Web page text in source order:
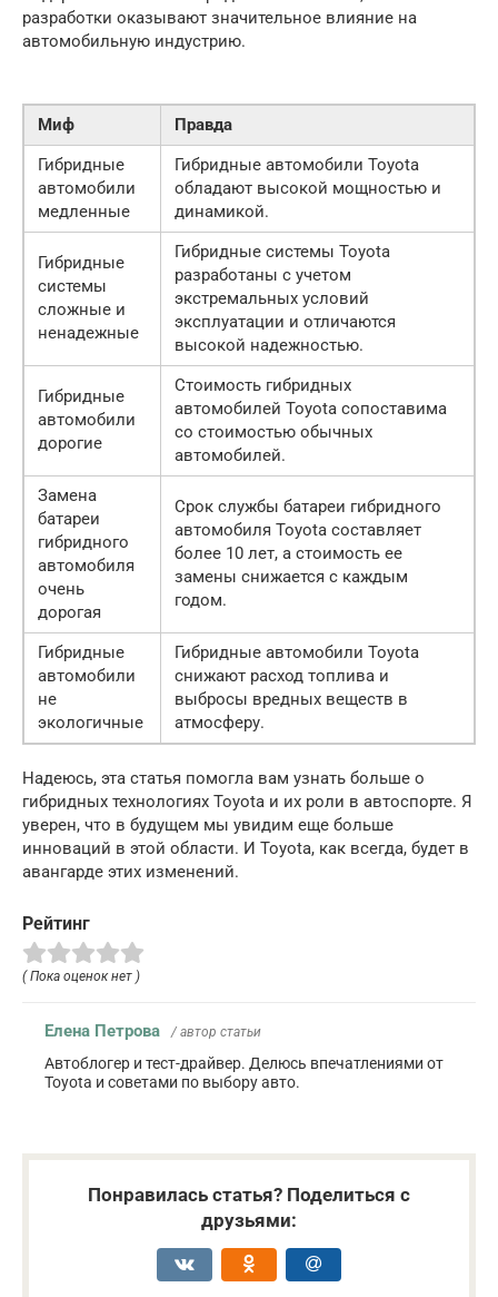
разработки оказывают значительное влияние на
автомобильную индустрию.
Миф
Правда
Гибридные
автомобили
медленные
Гибридные автомобили Toyota
обладают высокой мощностью и
динамикой.
Гибридные
системы
сложные и
ненадежные
Гибридные системы Toyota
разработаны с учетом
экстремальных условий
эксплуатации и отличаются
высокой надежностью.
Гибридные
автомобили
дорогие
Стоимость гибридных
автомобилей Toyota сопоставима
со стоимостью обычных
автомобилей.
Замена
батареи
гибридного
автомобиля
очень
дорогая
Срок службы батареи гибридного
автомобиля Toyota составляет
более 10 лет, а стоимость ее
замены снижается с каждым
годом.
Гибридные
автомобили
не
экологичные
Гибридные автомобили Toyota
снижают расход топлива и
выбросы вредных веществ в
атмосферу.
Надеюсь, эта статья помогла вам узнать больше о
гибридных технологиях Toyota и их роли в автоспорте. Я
уверен, что в будущем мы увидим еще больше
инноваций в этой области. И Toyota, как всегда, будет в
авангарде этих изменений.
Рейтинг
( Пока оценок нет )
Елена Петрова / автор статьи
Автоблогер и тест-драйвер. Делюсь впечатлениями от
Toyota и советами по выбору авто.
Понравилась статья? Поделиться с
друзьями: